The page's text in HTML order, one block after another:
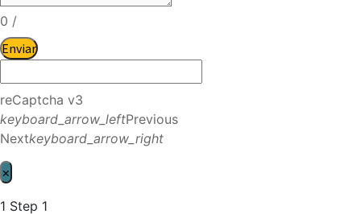
0 /
Enviar
reCaptcha v3
keyboard_arrow_leftPrevious
Nextkeyboard_arrow_right
×
1 Step 1